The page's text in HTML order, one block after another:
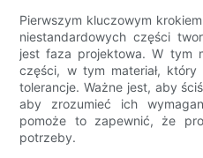
Pierwszym kluczowym
niestandardowych części
jest faza projektowa. W tym
części, w tym materiał,
tolerancje. Ważne jest, aby
aby zrozumieć ich
pomoże to zapewnić, że
potrzeby.